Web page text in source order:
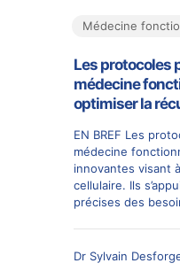
Médecine
Les protocoles
médecine
optimiser la
EN BREF Les
médecine
innovantes visant
cellulaire. Ils
précises des
Dr Sylvain